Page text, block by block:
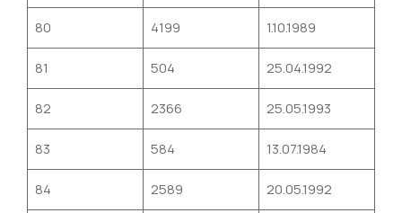
80 4199 1.10.1989
81 504 25.04.1992
82 2366 25.05.1993
83 584 13.07.1984
84 2589 20.05.1992